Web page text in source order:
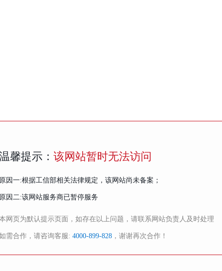
馨提示： 该网站暂时无法访问
因一:根据工信部相关法律规定，该网站尚未备案；
因二:该网站服务商已暂停服务
网页为默认提示页面，如存在以上问题，请联系网站负责人及时处理
需合作，请咨询客服: 4000-899-828 ，谢谢再次合作！